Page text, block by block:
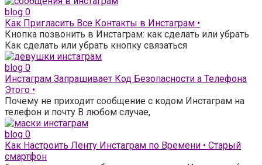
blog 0
Как Пригласить Все Контакты в Инстаграм •
Кнопка позвонить в Инстаграм: как сделать или убрать
Как сделать или убрать кнопку связаться
blog 0
Инстаграм Запрашивает Код Безопасности а Телефона
Этого •
Почему не приходит сообщение с кодом Инстаграм на
телефон и почту В любом случае,
blog 0
Как Настроить Ленту Инстаграм по Времени • Старый
смартфон